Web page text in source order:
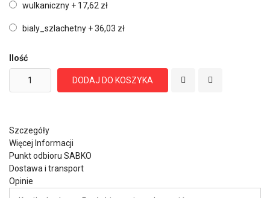
wulkaniczny + 17,62 zł
bialy_szlachetny +36,03 zł
Ilość
DODAJ DO KOSZYKA
Szczegóły
Więcej Informacji
Punkt odbioru SABKO
Dostawa i transport
Opinie